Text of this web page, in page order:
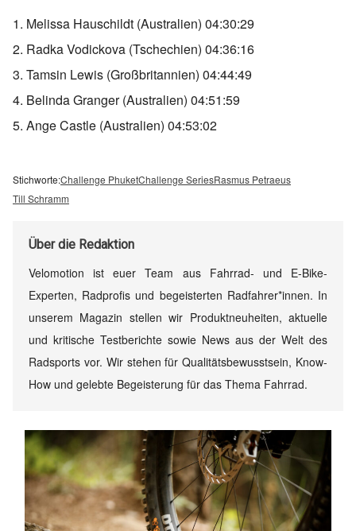
1. Melissa Hauschildt (Australien) 04:30:29
2. Radka Vodickova (Tschechien) 04:36:16
3. Tamsin Lewis (Großbritannien) 04:44:49
4. Belinda Granger (Australien) 04:51:59
5. Ange Castle (Australien) 04:53:02
Stichworte:Challenge PhuketChallenge SeriesRasmus Petraeus
Till Schramm
Überdie Redaktion
Velomotion ist euer Team aus Fahrrad- und E-Bike-
Experten, Radprofis und begeisterten Radfahrer*innen. In
unserem Magazin stellen wir Produktneuheiten, aktuelle
und kritische Testberichte sowie News aus der Welt des
Radsports vor. Wir stehen für Qualitätsbewusstsein, Know-
How und gelebte Begeisterung für das Thema Fahrrad.